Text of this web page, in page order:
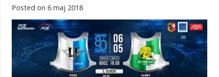
Posted on 6 maj 2018